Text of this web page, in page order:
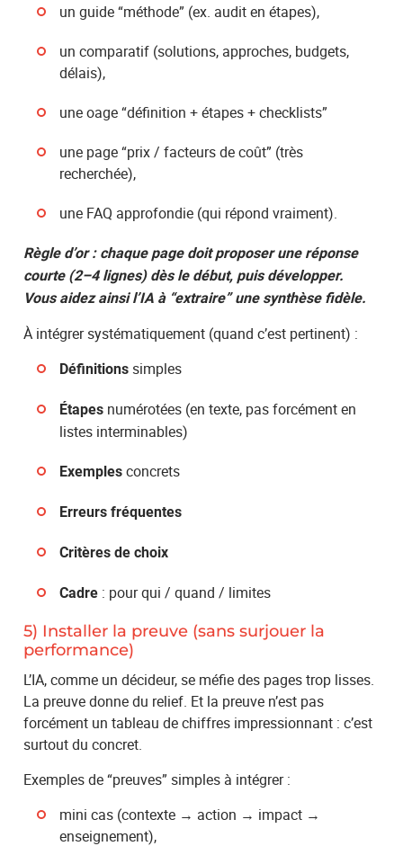
un guide “méthode” (ex. audit en étapes),
un comparatif (solutions, approches, budgets,
délais),
une oage “définition + étapes + checklists”
une page “prix / facteurs de coût” (très
recherchée),
une FAQ approfondie (qui répond vraiment).
Règle d’or : chaque page doit proposer une réponse
courte (2–4 lignes) dès le début, puis développer.
Vous aidez ainsi l’IA à “extraire” une synthèse fidèle.
À intégrer systématiquement (quand c’est pertinent) :
Définitions simples
Étapes numérotées (en texte, pas forcément en
listes interminables)
Exemples concrets
Erreurs fréquentes
Critères de choix
Cadre : pour qui / quand / limites
5) Installer la preuve (sans surjouer la
performance)
L’IA, comme un décideur, se méfie des pages trop lisses.
La preuve donne du relief. Et la preuve n’est pas
forcément un tableau de chiffres impressionnant : c’est
surtout du concret.
Exemples de “preuves” simples à intégrer :
mini cas (contexte → action → impact →
enseignement),